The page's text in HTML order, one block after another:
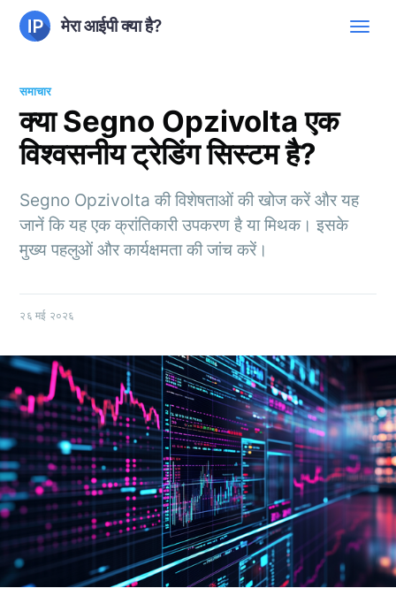
मेरा आईपी क्या है?
समाचार
क्या Segno Opzivolta एक
विश्वसनीय ट्रेडिंग सिस्टम है?
Segno Opzivolta की विशेषताओं की खोज करें और यह
जानें कि यह एक क्रांतिकारी उपकरण है या मिथक। इसके
मुख्य पहलुओं और कार्यक्षमता की जांच करें।
२६ मई २०२६